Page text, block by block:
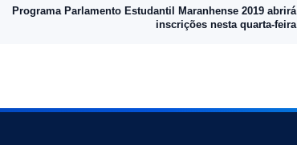
Programa Parlamento Estudantil Maranhense 2019 abrirá
inscrições nesta quarta-feira